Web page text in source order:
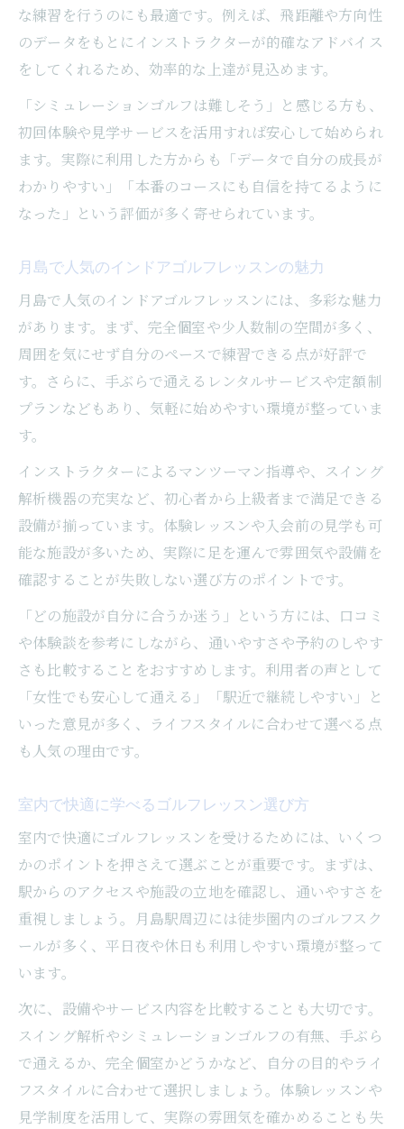
な練習を行うのにも最適です。例えば、飛距離や方向性
のデータをもとにインストラクターが的確なアドバイス
をしてくれるため、効率的な上達が見込めます。
「シミュレーションゴルフは難しそう」と感じる方も、
初回体験や見学サービスを活用すれば安心して始められ
ます。実際に利用した方からも「データで自分の成長が
わかりやすい」「本番のコースにも自信を持てるように
なった」という評価が多く寄せられています。
月島で人気のインドアゴルフレッスンの魅力
月島で人気のインドアゴルフレッスンには、多彩な魅力
があります。まず、完全個室や少人数制の空間が多く、
周囲を気にせず自分のペースで練習できる点が好評で
す。さらに、手ぶらで通えるレンタルサービスや定額制
プランなどもあり、気軽に始めやすい環境が整っていま
す。
インストラクターによるマンツーマン指導や、スイング
解析機器の充実など、初心者から上級者まで満足できる
設備が揃っています。体験レッスンや入会前の見学も可
能な施設が多いため、実際に足を運んで雰囲気や設備を
確認することが失敗しない選び方のポイントです。
「どの施設が自分に合うか迷う」という方には、口コミ
や体験談を参考にしながら、通いやすさや予約のしやす
さも比較することをおすすめします。利用者の声として
「女性でも安心して通える」「駅近で継続しやすい」と
いった意見が多く、ライフスタイルに合わせて選べる点
も人気の理由です。
室内で快適に学べるゴルフレッスン選び方
室内で快適にゴルフレッスンを受けるためには、いくつ
かのポイントを押さえて選ぶことが重要です。まずは、
駅からのアクセスや施設の立地を確認し、通いやすさを
重視しましょう。月島駅周辺には徒歩圏内のゴルフスク
ールが多く、平日夜や休日も利用しやすい環境が整って
います。
次に、設備やサービス内容を比較することも大切です。
スイング解析やシミュレーションゴルフの有無、手ぶら
で通えるか、完全個室かどうかなど、自分の目的やライ
フスタイルに合わせて選択しましょう。体験レッスンや
見学制度を活用して、実際の雰囲気を確かめることも失